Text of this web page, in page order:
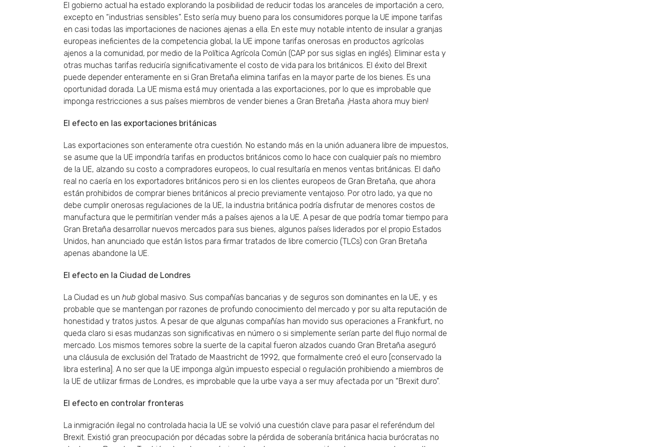
El gobierno actual ha estado explorando la posibilidad de reducir todas los aranceles de importación a cero,
excepto en “industrias sensibles”. Esto sería muy bueno para los consumidores porque la UE impone tarifas
en casi todas las importaciones de naciones ajenas a ella. En este muy notable intento de insular a granjas
europeas ineficientes de la competencia global, la UE impone tarifas onerosas en productos agrícolas
ajenos a la comunidad, por medio de la Política Agrícola Común (CAP por sus siglas en inglés). Eliminar esta y
otras muchas tarifas reduciría significativamente el costo de vida para los británicos. El éxito del Brexit
puede depender enteramente en si Gran Bretaña elimina tarifas en la mayor parte de los bienes. Es una
oportunidad dorada. La UE misma está muy orientada a las exportaciones, por lo que es improbable que
imponga restricciones a sus países miembros de vender bienes a Gran Bretaña. ¡Hasta ahora muy bien!
El efecto en las exportaciones británicas
Las exportaciones son enteramente otra cuestión. No estando más en la unión aduanera libre de impuestos,
se asume que la UE impondría tarifas en productos británicos como lo hace con cualquier país no miembro
de la UE, alzando su costo a compradores europeos, lo cual resultaría en menos ventas británicas. El daño
real no caería en los exportadores británicos pero si en los clientes europeos de Gran Bretaña, que ahora
están prohibidos de comprar bienes británicos al precio previamente ventajoso. Por otro lado, ya que no
debe cumplir onerosas regulaciones de la UE, la industria británica podría disfrutar de menores costos de
manufactura que le permitirían vender más a países ajenos a la UE. A pesar de que podría tomar tiempo para
Gran Bretaña desarrollar nuevos mercados para sus bienes, algunos países liderados por el propio Estados
Unidos, han anunciado que están listos para firmar tratados de libre comercio (TLCs) con Gran Bretaña
apenas abandone la UE.
El efecto en la Ciudad de Londres
La Ciudad es un hub global masivo. Sus compañías bancarias y de seguros son dominantes en la UE, y es
probable que se mantengan por razones de profundo conocimiento del mercado y por su alta reputación de
honestidad y tratos justos. A pesar de que algunas compañías han movido sus operaciones a Frankfurt, no
queda claro si esas mudanzas son significativas en número o si simplemente serían parte del flujo normal de
mercado. Los mismos temores sobre la suerte de la capital fueron alzados cuando Gran Bretaña aseguró
una cláusula de exclusión del Tratado de Maastricht de 1992, que formalmente creó el euro [conservado la
libra esterlina]. A no ser que la UE imponga algún impuesto especial o regulación prohibiendo a miembros de
la UE de utilizar firmas de Londres, es improbable que la urbe vaya a ser muy afectada por un “Brexit duro”.
El efecto en controlar fronteras
La inmigración ilegal no controlada hacia la UE se volvió una cuestión clave para pasar el referéndum del
Brexit. Existió gran preocupación por décadas sobre la pérdida de soberanía británica hacia burócratas no